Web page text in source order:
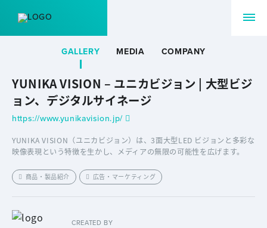
GALLERY MEDIA COMPANY
YUNIKA VISION – ユニカビジョン | 大型ビジ
ョン、デジタルサイネージ
https://www.yunikavision.jp/
YUNIKA VISION（ユニカビジョン）は、3面大型LED ビジョンと多彩な
映像表現という特徴を生かし、メディアの無限の可能性を広げます。
商品・製品紹介 広告・マーケティング
CREATED BY